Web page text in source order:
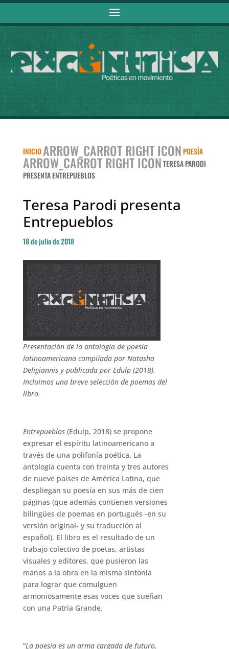
INICIO ARROW_CARROT RIGHT ICONPOESÍA
ARROW_CARROT RIGHT ICONTERESA PARODI
PRESENTA ENTREPUEBLOS
Teresa Parodi presenta
Entrepueblos
18 de julio de 2018
Presentación de la antología de poesía
latinoamericana compilada por Natasha
Deligiannis y publicada por Edulp (2018).
Incluimos una breve selección de poemas del
libro.
Entrepueblos(Edulp, 2018) se propone
expresar el espíritu latinoamericano a
través de una polifonía poética. La
antología cuenta con treinta y tres autores
de nueve países de América Latina, que
despliegan su poesía en sus más de cien
páginas (que además contienen versiones
bilingües de poemas en portugués -en su
versión original- y su traducción al
español). El libro es el resultado de un
trabajo colectivo de poetas, artistas
visuales y editores, que pusieron las
manos a la obra en la misma sintonía
para lograr que comulguen
armoniosamente esas voces que sueñan
con una Patria Grande.
“La poesía es un arma cargada de futuro,